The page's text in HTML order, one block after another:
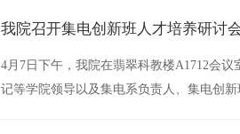
我院召开集电创新班人才培养研讨
4月7日下午，我院在翡翠科教楼A1712会
记等学院领导以及集电系负责人、集电创